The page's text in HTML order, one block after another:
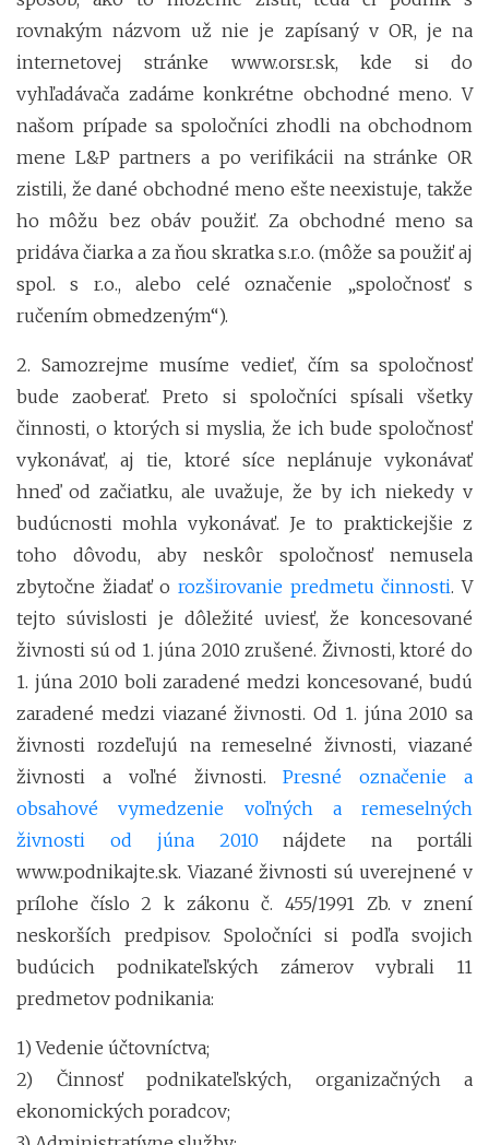
rovnakým názvom už nie je zapísaný v OR, je na
internetovej stránke www.orsr.sk, kde si do
vyhľadávača zadáme konkrétne obchodné meno. V
našom prípade sa spoločníci zhodli na obchodnom
mene L&P partners a po verifikácii na stránke OR
zistili, že dané obchodné meno ešte neexistuje, takže
ho môžu bez obáv použiť. Za obchodné meno sa
pridáva čiarka a za ňou skratka s.r.o. (môže sa použiť aj
spol. s r.o., alebo celé označenie „spoločnosť s
ručením obmedzeným“).
2. Samozrejme musíme vedieť, čím sa spoločnosť
bude zaoberať. Preto si spoločníci spísali všetky
činnosti, o ktorých si myslia, že ich bude spoločnosť
vykonávať, aj tie, ktoré síce neplánuje vykonávať
hneď od začiatku, ale uvažuje, že by ich niekedy v
budúcnosti mohla vykonávať. Je to praktickejšie z
toho dôvodu, aby neskôr spoločnosť nemusela
zbytočne žiadať o rozširovanie predmetu činnosti. V
tejto súvislosti je dôležité uviesť, že koncesované
živnosti sú od 1. júna 2010 zrušené. Živnosti, ktoré do
1. júna 2010 boli zaradené medzi koncesované, budú
zaradené medzi viazané živnosti. Od 1. júna 2010 sa
živnosti rozdeľujú na remeselné živnosti, viazané
živnosti a voľné živnosti.Presné označenie a
obsahové vymedzenie voľných a remeselných
živnosti od júna 2010nájdete na portáli
www.podnikajte.sk. Viazané živnosti sú uverejnené v
prílohe číslo 2 k zákonu č. 455/1991 Zb. v znení
neskorších predpisov. Spoločníci si podľa svojich
budúcich podnikateľských zámerov vybrali 11
predmetov podnikania:
1) Vedenie účtovníctva;
2) Činnosť podnikateľských, organizačných a
ekonomických poradcov;